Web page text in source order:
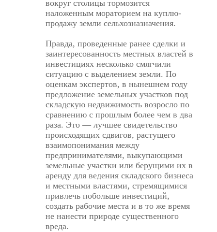
вокруг столицы тормозится
наложенным мораторием на куплю-
продажу земли сельхозназначения.
Правда, проведенные ранее сделки и
заинтересованность местных властей в
инвестициях несколько смягчили
ситуацию с выделением земли. По
оценкам экспертов, в нынешнем году
предложение земельных участков под
складскую недвижимость возросло по
сравнению с прошлым более чем в два
раза. Это — лучшее свидетельство
происходящих сдвигов, растущего
взаимопонимания между
предпринимателями, выкупающими
земельные участки или берущими их в
аренду для ведения складского бизнеса
и местными властями, стремящимися
привлечь побольше инвестиций,
создать рабочие места и в то же время
не нанести природе существенного
вреда.